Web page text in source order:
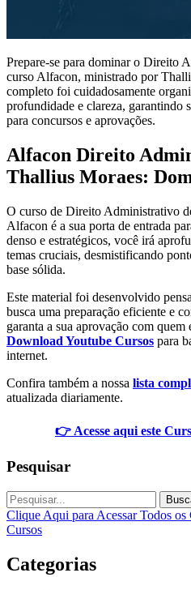
Prepare-se para dominar o Direito
curso Alfacon, ministrado por
completo foi cuidadosamente
profundidade e clareza, garantindo
para concursos e aprovações.
Alfacon Direito
Thallius Moraes:
O curso de Direito Administrativo
Alfacon é a sua porta de entrada
denso e estratégicos, você irá
temas cruciais, desmistificando
base sólida.
Este material foi desenvolvido
busca uma preparação eficiente e
garanta a sua aprovação com quem
Download Youtube Cursos para
internet.
Confira também a nossa lista
atualizada diariamente.
👉 Acesse aqui este
Pesquisar
Clique Aqui para Acessar Todos os
Cursos
Categorias